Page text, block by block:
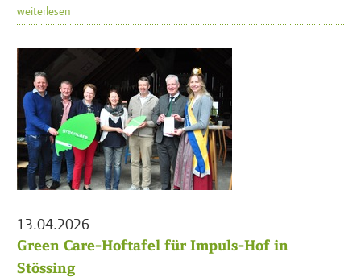
weiterlesen
13.04.2026
Green Care-Hoftafel für Impuls-Hof in
Stössing